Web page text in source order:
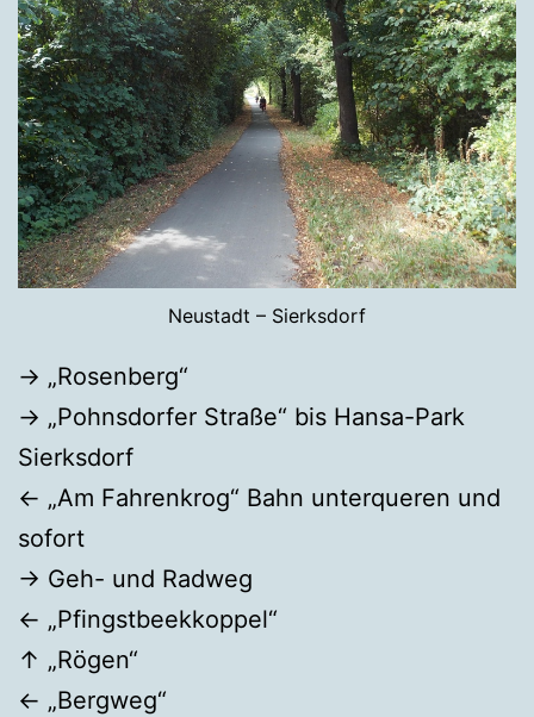
Neustadt – Sierksdorf
→ „Rosenberg“
→ „Pohnsdorfer Straße“ bis Hansa-Park
Sierksdorf
← „Am Fahrenkrog“ Bahn unterqueren und
sofort
→ Geh- und Radweg
← „Pfingstbeekkoppel“
↑ „Rögen“
← „Bergweg“